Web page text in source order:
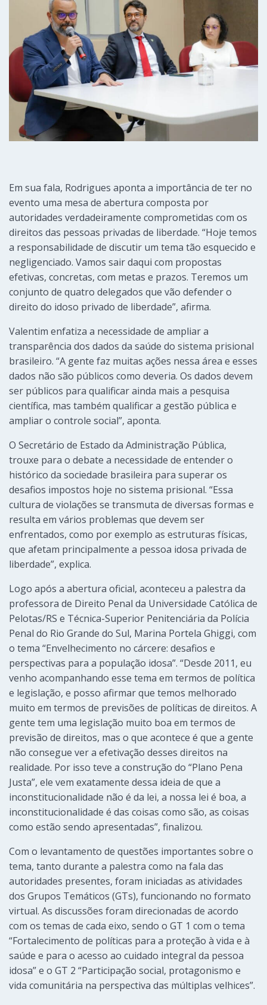
Em sua fala, Rodrigues aponta a importância de ter no
evento uma mesa de abertura composta por
autoridades verdadeiramente comprometidas com os
direitos das pessoas privadas de liberdade. “Hoje temos
a responsabilidade de discutir um tema tão esquecido e
negligenciado. Vamos sair daqui com propostas
efetivas, concretas, com metas e prazos. Teremos um
conjunto de quatro delegados que vão defender o
direito do idoso privado de liberdade”, afirma.
Valentim enfatiza a necessidade de ampliar a
transparência dos dados da saúde do sistema prisional
brasileiro. “A gente faz muitas ações nessa área e esses
dados não são públicos como deveria. Os dados devem
ser públicos para qualificar ainda mais a pesquisa
científica, mas também qualificar a gestão pública e
ampliar o controle social”, aponta.
O Secretário de Estado da Administração Pública,
trouxe para o debate a necessidade de entender o
histórico da sociedade brasileira para superar os
desafios impostos hoje no sistema prisional. “Essa
cultura de violações se transmuta de diversas formas e
resulta em vários problemas que devem ser
enfrentados, como por exemplo as estruturas físicas,
que afetam principalmente a pessoa idosa privada de
liberdade”, explica.
Logo após a abertura oficial, aconteceu a palestra da
professora de Direito Penal da Universidade Católica de
Pelotas/RS e Técnica-Superior Penitenciária da Polícia
Penal do Rio Grande do Sul, Marina Portela Ghiggi, com
o tema “Envelhecimento no cárcere: desafios e
perspectivas para a população idosa”. “Desde 2011, eu
venho acompanhando esse tema em termos de política
e legislação, e posso afirmar que temos melhorado
muito em termos de previsões de políticas de direitos. A
gente tem uma legislação muito boa em termos de
previsão de direitos, mas o que acontece é que a gente
não consegue ver a efetivação desses direitos na
realidade. Por isso teve a construção do “Plano Pena
Justa”, ele vem exatamente dessa ideia de que a
inconstitucionalidade não é da lei, a nossa lei é boa, a
inconstitucionalidade é das coisas como são, as coisas
como estão sendo apresentadas”, finalizou.
Com o levantamento de questões importantes sobre o
tema, tanto durante a palestra como na fala das
autoridades presentes, foram iniciadas as atividades
dos Grupos Temáticos (GTs), funcionando no formato
virtual. As discussões foram direcionadas de acordo
com os temas de cada eixo, sendo o GT 1 com o tema
“Fortalecimento de políticas para a proteção à vida e à
saúde e para o acesso ao cuidado integral da pessoa
idosa” e o GT 2 “Participação social, protagonismo e
vida comunitária na perspectiva das múltiplas velhices”.